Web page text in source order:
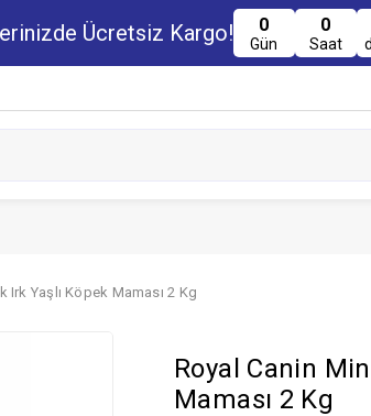
Ücretsiz Kargo! 0
Gün
0
Saat
Irk Yaşlı Köpek Maması 2 Kg
Royal Canin
Maması 2 Kg